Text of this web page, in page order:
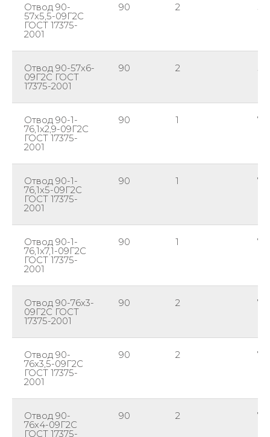
Отвод 90-
57х5,5-09Г2С
ГОСТ 17375-
2001
90 2 57
Отвод 90-57х6-
09Г2С ГОСТ
17375-2001
90 2 57
Отвод 90-1-
76,1х2,9-09Г2С
ГОСТ 17375-
2001
90 1
Отвод 90-1-
76,1х5-09Г2С
ГОСТ 17375-
2001
90 1
Отвод 90-1-
76,1х7,1-09Г2С
ГОСТ 17375-
2001
90 1
Отвод 90-76х3-
09Г2С ГОСТ
17375-2001
90 2 76
Отвод 90-
76х3,5-09Г2С
ГОСТ 17375-
2001
90 2 76
Отвод 90-
76х4-09Г2С
ГОСТ 17375-
90 2 76